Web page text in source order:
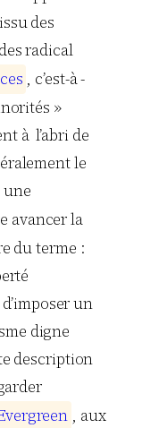
des
radical
ces , c’est-à -
»
à l’abri de
le
une
avancer la
du terme :
un
digne
description
vergreen , aux